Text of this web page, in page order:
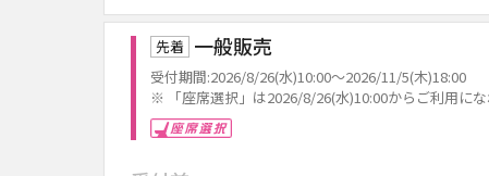
先着 一般販売
受付期間:2026/8/26(水)10:00～2026/11/5(木)18:00
※ 「座席選択」は2026/8/26(水)10:00からご利用にな